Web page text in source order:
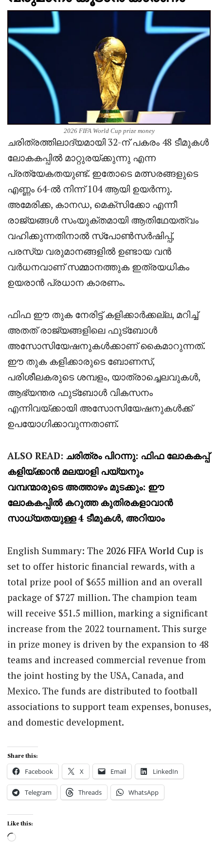
2026 FIFA World Cup prize money
ചരിത്രത്തിലാദ്യമായി 32-ന് പകരം 48 ടീമുകൾ
ലോകകപ്പിൽ മാറ്റുരയ്ക്കുന്നു എന്ന
പ്രത്യേകതയുണ്ട്. ഇതോടെ മത്സരങ്ങളുടെ
എണ്ണം 64-ൽ നിന്ന് 104 ആയി ഉയർന്നു.
അമേരിക്ക, കാനഡ, മെക്സിക്കോ എന്നീ
രാജ്യങ്ങൾ സംയുക്തമായി ആതിഥേയത്വം
വഹിക്കുന്നതിനാൽ സ്പോൺസർഷിപ്പ്,
പരസ്യ വരുമാനങ്ങളിൽ ഉണ്ടായ വൻ
വർധനവാണ് സമ്മാനത്തുക ഇത്രയധികം
ഉയരാൻ പ്രധാന കാരണം.
ഫിഫ ഈ തുക നേരിട്ട് കളിക്കാർക്കല്ല, മറിച്ച്
അതത് രാജ്യങ്ങളിലെ ഫുട്ബോൾ
അസോസിയേഷനുകൾക്കാണ് കൈമാറുന്നത്.
ഈ തുക കളിക്കാരുടെ ബോണസ്,
പരിശീലകരുടെ ശമ്പളം, യാത്രാച്ചെലവുകൾ,
ആഭ്യന്തര ഫുട്ബോൾ വികസനം
എന്നിവയ്ക്കായി അസോസിയേഷനുകൾക്ക്
ഉപയോഗിക്കാവുന്നതാണ്.
ALSO READ: ചരിത്രം പിറന്നു: ഫിഫ ലോകകപ്പ്
കളിയ്ക്കാൻ മലയാളി പയ്യനും
വമ്പന്മാരുടെ അത്താഴം മുടക്കും: ഈ
ലോകകപ്പിൽ കറുത്ത കുതിരകളാവാൻ
സാധ്യതയുള്ള 4 ടീമുകൾ, അറിയാം
English Summary: The 2026 FIFA World Cup is
set to offer historic financial rewards, with a
total prize pool of $655 million and an overall
package of $727 million. The champion team
will receive $51.5 million, marking a significant
increase from the 2022 tournament. This surge
in prize money is driven by the expansion to 48
teams and increased commercial revenue from
the joint hosting by the USA, Canada, and
Mexico. The funds are distributed to football
associations to support team expenses, bonuses,
and domestic development.
Share this:
Facebook X Email LinkedIn
Telegram Threads WhatsApp
Like this:
Loading…